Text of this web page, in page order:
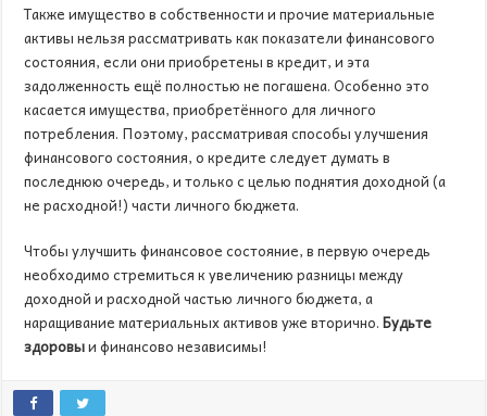
Также имущество в собственности и прочие материальные
активы нельзя рассматривать как показатели финансового
состояния, если они приобретены в кредит, и эта
задолженность ещё полностью не погашена. Особенно это
касается имущества, приобретённого для личного
потребления. Поэтому, рассматривая способы улучшения
финансового состояния, о кредите следует думать в
последнюю очередь, и только с целью поднятия доходной (а
не расходной!) части личного бюджета.
Чтобы улучшить финансовое состояние, в первую очередь
необходимо стремиться к увеличению разницы между
доходной и расходной частью личного бюджета, а
наращивание материальных активов уже вторично.Будьте
здоровыи финансово независимы!